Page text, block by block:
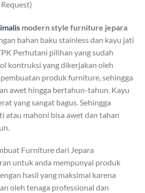
modern style furniture jepara
bahan baku stainless dan kayu jati
Perhutani pilihan yang sudah
kontruksi yang dikerjakan oleh
produk furniture, sehingga
awet hingga bertahun-tahun. Kayu
yang sangat bagus. Sehingga
atau mahoni bisa awet dan tahan
Furniture dari Jepara
untuk anda mempunyai produk
hasil yang maksimal karena
oleh tenaga professional dan